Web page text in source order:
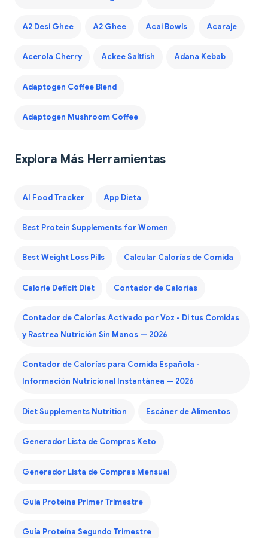
A2 Desi Ghee A2 Ghee Acai Bowls Acaraje
Acerola Cherry Ackee Saltfish Adana Kebab
Adaptogen Coffee Blend
Adaptogen Mushroom Coffee
Explora Más Herramientas
AI Food Tracker App Dieta
Best Protein Supplements for Women
Best Weight Loss Pills Calcular Calorías de Comida
Calorie Deficit Diet Contador de Calorías
Contador de Calorías Activado por Voz - Di tus Comidas
y Rastrea Nutrición Sin Manos — 2026
Contador de Calorías para Comida Española -
Información Nutricional Instantánea — 2026
Diet Supplements Nutrition Escáner de Alimentos
Generador Lista de Compras Keto
Generador Lista de Compras Mensual
Guía Proteína Primer Trimestre
Guía Proteína Segundo Trimestre